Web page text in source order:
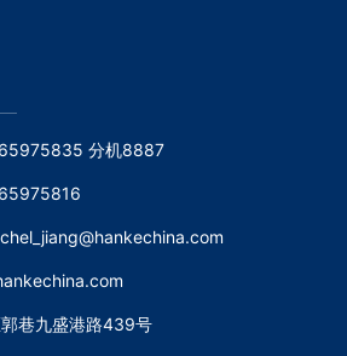
分机8887
巷九盛港路439号